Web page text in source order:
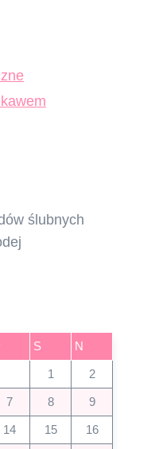
ślubnych
S N
1 2
7 8 9
14 15 16